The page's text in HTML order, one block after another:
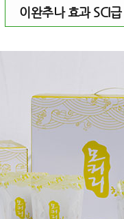
이완추나 효과 SCI